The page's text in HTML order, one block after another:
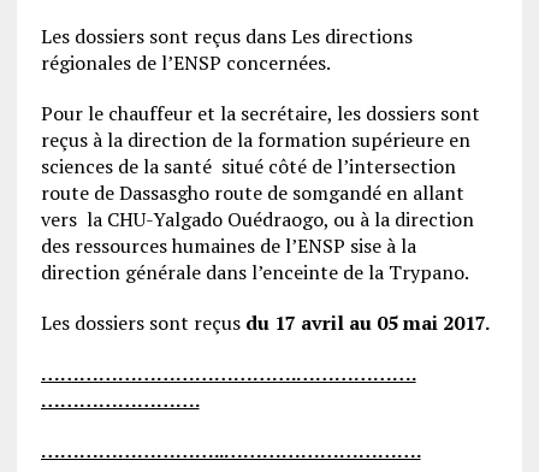
Les dossiers sont reçus dans Les directions
régionales de l’ENSP concernées.
Pour le chauffeur et la secrétaire, les dossiers sont
reçus à la direction de la formation supérieure en
sciences de la santé situé côté de l’intersection
route de Dassasgho route de somgandé en allant
vers la CHU-Yalgado Ouédraogo, ou à la direction
des ressources humaines de l’ENSP sise à la
direction générale dans l’enceinte de la Trypano.
Les dossiers sont reçus du 17 avril au 05 mai 2017.
………………………………….……………….
…………………….
………………………..………………………….